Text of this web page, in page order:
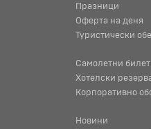
Празници
Оферта на деня
Туристически
Самолетни
Хотелски
Корпоративно
Новини